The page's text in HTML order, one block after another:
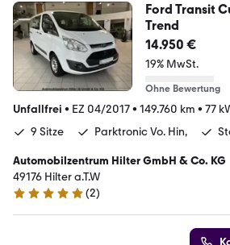
Ford Transit
Trend
14.950 €
19% MwSt.
Ohne Bewertung
Unfallfrei • EZ 04/2017• 149.760 km • 77
9 Sitze
Parktronic Vo. Hin,
Automobilzentrum Hilter GmbH & Co. KG
49176 Hilter a.T.W
4.8 Sterne
(2)